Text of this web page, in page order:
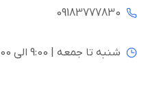
09183777830
شنبه تا جمعه | 9:00 الی 21:00